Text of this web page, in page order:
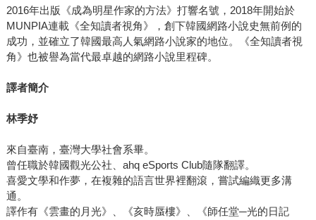
2016年出版《成為明星作家的方法》打響名號，2018年開始於
MUNPIA連載《全知讀者視角》，創下韓國網路小說史無前例的
成功，並確立了韓國最高人氣網路小說家的地位。《全知讀者視
角》也被譽為當代最卓越的網路小說里程碑。
譯者簡介
林季妤
來自臺南，臺灣大學社會系畢。
曾任職於韓國觀光公社、ahq eSports Club隨隊翻譯。
喜愛文學和作夢，在複雜的語言世界裡翻滾，嘗試編織更多溝
通。
譯作有《雲畫的月光》、《亥時蜃樓》、《師任堂─光的日記